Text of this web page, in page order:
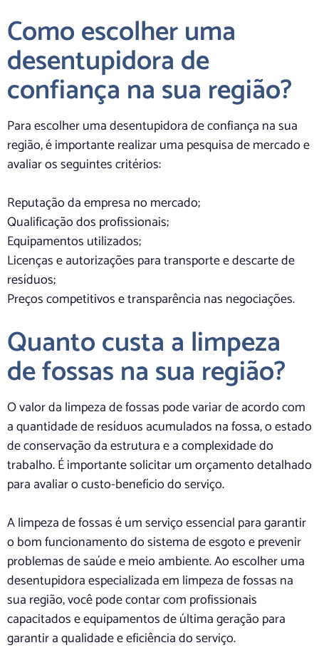
Como escolher uma
desentupidora de
confiança na sua região?
Para escolher uma desentupidora de confiança na sua
região, é importante realizar uma pesquisa de mercado e
avaliar os seguintes critérios:
Reputação da empresa no mercado;
Qualificação dos profissionais;
Equipamentos utilizados;
Licenças e autorizações para transporte e descarte de
resíduos;
Preços competitivos e transparência nas negociações.
Quanto custa a limpeza
de fossas na sua região?
O valor da limpeza de fossas pode variar de acordo com
a quantidade de resíduos acumulados na fossa, o estado
de conservação da estrutura e a complexidade do
trabalho. É importante solicitar um orçamento detalhado
para avaliar o custo-benefício do serviço.
A limpeza de fossas é um serviço essencial para garantir
o bom funcionamento do sistema de esgoto e prevenir
problemas de saúde e meio ambiente. Ao escolher uma
desentupidora especializada em limpeza de fossas na
sua região, você pode contar com profissionais
capacitados e equipamentos de última geração para
garantir a qualidade e eficiência do serviço.